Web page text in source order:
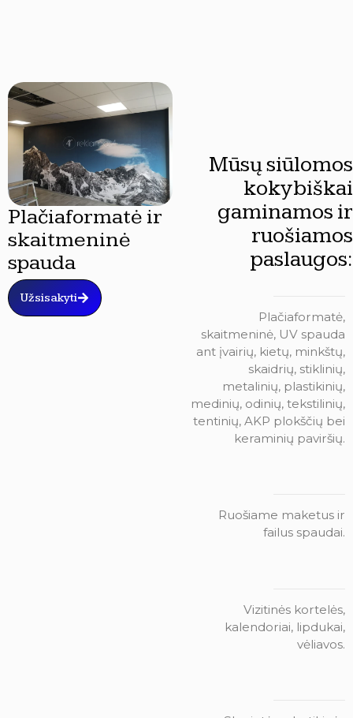
Plačiaformatė ir
skaitmeninė
spauda
Užsisakyti
Mūsų siūlomos
kokybiškai
gaminamos ir
ruošiamos
paslaugos:
Plačiaformatė,
skaitmeninė, UV spauda
ant įvairių, kietų, minkštų,
skaidrių, stiklinių,
metalinių, plastikinių,
medinių, odinių, tekstilinių,
tentinių, AKP plokščių bei
keraminių paviršių.
Ruošiame maketus ir
failus spaudai.
Vizitinės kortelės,
kalendoriai, lipdukai,
vėliavos.